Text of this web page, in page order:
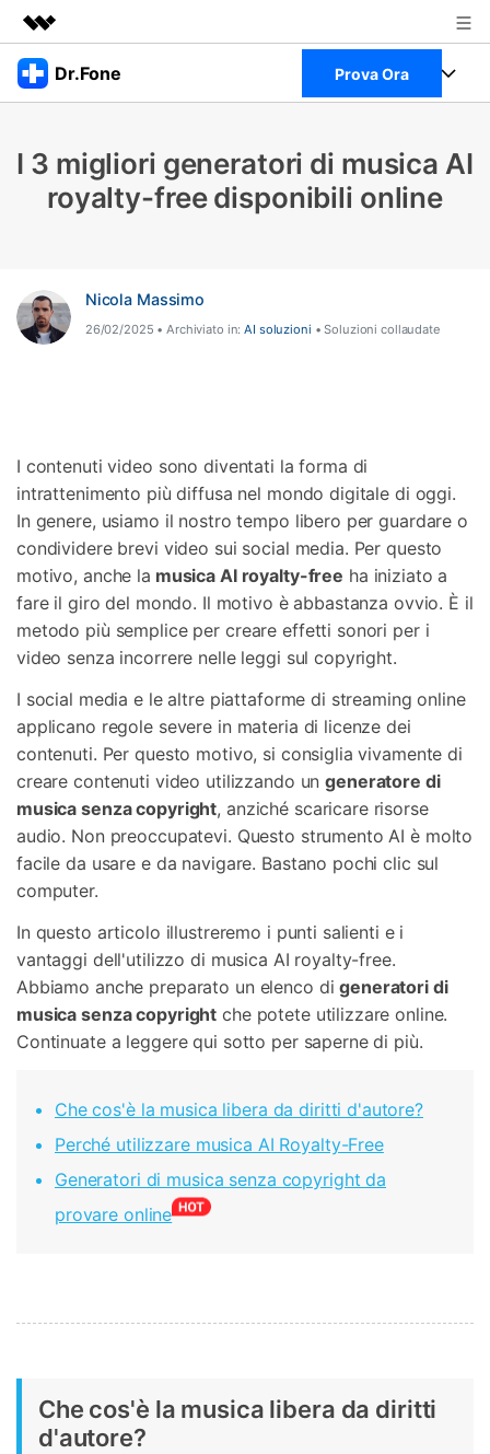
Prodotti in evidenza
Panoramica
Soluzione
Chi siamo
Negozio
Dr.Fone Prova Ora
Visualizza il Full Toolkit >
Prodotti
Per Mobile
Strumenti Online
Scopri & Supporto
Chiedi Aiuto
Gestione di Dati
Riparazione Telefono
Protezione Telefono
Esplora Tutte Le Soluzioni
Accedi
I 3 migliori generatori di musica AI
royalty-free disponibili online
Nicola Massimo
26/02/2025 • Archiviato in:AI soluzioni • Soluzioni collaudate
I contenuti video sono diventati la forma di
intrattenimento più diffusa nel mondo digitale di oggi.
In genere, usiamo il nostro tempo libero per guardare o
condividere brevi video sui social media. Per questo
motivo, anche la musica AI royalty-free ha iniziato a
fare il giro del mondo. Il motivo è abbastanza ovvio. È il
metodo più semplice per creare effetti sonori per i
video senza incorrere nelle leggi sul copyright.
I social media e le altre piattaforme di streaming online
applicano regole severe in materia di licenze dei
contenuti. Per questo motivo, si consiglia vivamente di
creare contenuti video utilizzando ungeneratore di
musica senza copyright, anziché scaricare risorse
audio. Non preoccupatevi. Questo strumento AI è molto
facile da usare e da navigare. Bastano pochi clic sul
computer.
In questo articolo illustreremo i punti salienti e i
vantaggi dell'utilizzo di musica AI royalty-free.
Abbiamo anche preparato un elenco digeneratori di
musica senza copyright che potete utilizzare online.
Continuate a leggere qui sotto per saperne di più.
Che cos'è la musica libera da diritti d'autore?
Perché utilizzare musica AI Royalty-Free
Generatori di musica senza copyright da
provare online
Che cos'è la musica libera da diritti
d'autore?